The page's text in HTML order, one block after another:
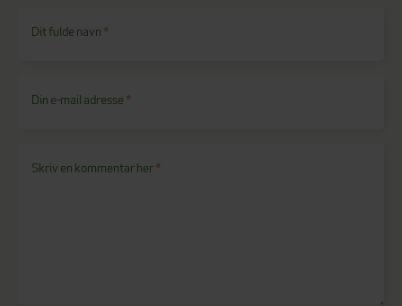
Dit fulde navn *
Din e-mail adresse *
Skriv en kommentar her*